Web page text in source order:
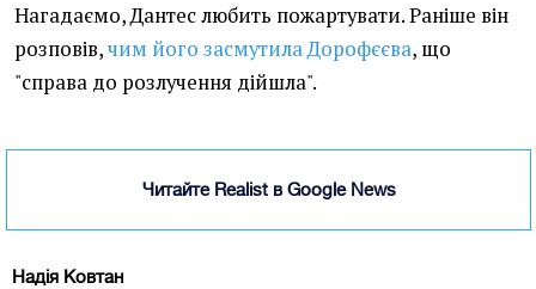
Нагадаємо, Дантес любить пожартувати. Раніше він
розповів,чим його засмутила Дорофєєва, що
"справа до розлучення дійшла".
Читайте Realist в Google News
Надія Ковтан